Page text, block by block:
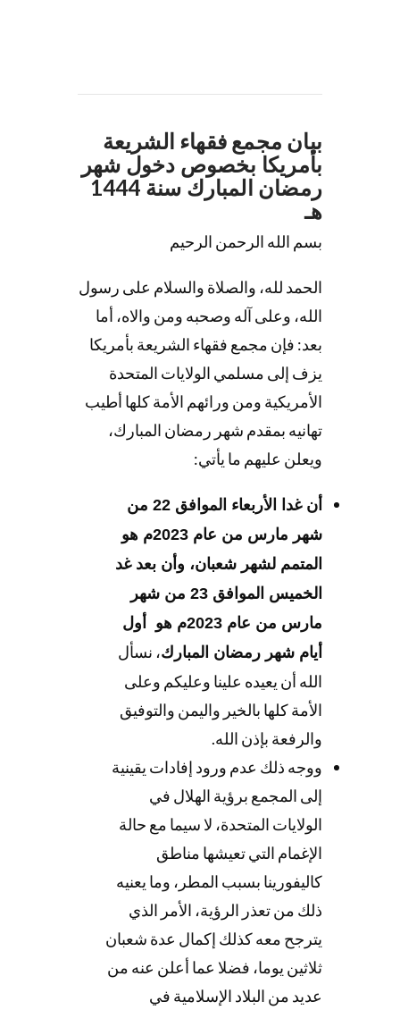
بيان مجمع فقهاء الشريعة
بأمريكا بخصوص دخول شهر
رمضان المبارك سنة 1444
هـ
بسم الله الرحمن الرحيم
الحمد لله، والصلاة والسلام على رسول
الله، وعلى آله وصحبه ومن والاه، أما
بعد: فإن مجمع فقهاء الشريعة بأمريكا
يزف إلى مسلمي الولايات المتحدة
الأمريكية ومن ورائهم الأمة كلها أطيب
تهانيه بمقدم شهر رمضان المبارك،
ويعلن عليهم ما يأتي:
أن غدا الأربعاء الموافق 22 من
شهر مارس من عام 2023م هو
المتمم لشهر شعبان، وأن بعد غد
الخميس الموافق 23 من شهر
مارس من عام 2023م هو أول
أيام شهر رمضان المبارك، نسأل
الله أن يعيده علينا وعليكم وعلى
الأمة كلها بالخير واليمن والتوفيق
والرفعة بإذن الله.
ووجه ذلك عدم ورود إفادات يقينية
إلى المجمع برؤية الهلال في
الولايات المتحدة، لا سيما مع حالة
الإغمام التي تعيشها مناطق
كاليفورينا بسبب المطر، وما يعنيه
ذلك من تعذر الرؤية، الأمر الذي
يترجح معه كذلك إكمال عدة شعبان
ثلاثين يوما، فضلا عما أعلن عنه من
عديد من البلاد الإسلامية في